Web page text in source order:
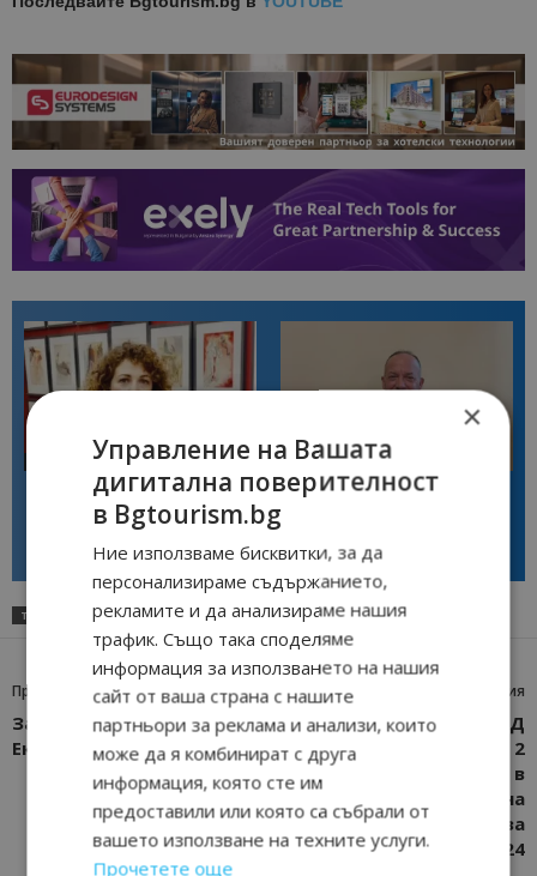
Галина Декова: Перник има
потенциал за културна
дестинация
Интервю
Анселмо Капороси: България
ТАГОВЕ БОСФОР ИСТАНБУЛ ПАРАД НА ЛАЛЕТАТА СВЕТА СОФИЯ
Предишна статия
Започна Ваканция & СПА
Експо 2024 (снимки)
Следваща статия
„Слънчев бряг“ АД
инвестира над 2
милиона лева в
подготовка на
инфраструктурата за
Лято 2024
×
Управление на Вашата
дигитална поверителност
в Bgtourism.bg
Ние използваме бисквитки, за да
персонализираме съдържанието,
рекламите и да анализираме нашия
трафик. Също така споделяме
информация за използването на нашия
сайт от ваша страна с нашите
партньори за реклама и анализи, които
може да я комбинират с друга
информация, която сте им
предоставили или която са събрали от
вашето използване на техните услуги.
Прочетете още